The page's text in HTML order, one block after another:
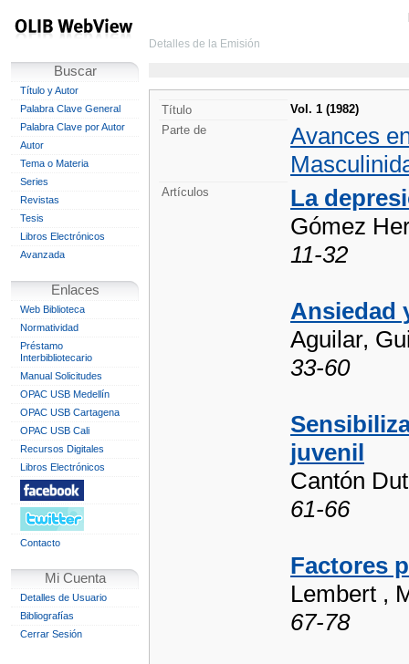
Buscar
Título y Autor
Palabra Clave General
Palabra Clave por Autor
Autor
Tema o Materia
Series
Revistas
Tesis
Libros Electrónicos
Avanzada
Enlaces
Web Biblioteca
Normatividad
Préstamo
Interbibliotecario
Manual Solicitudes
OPAC USB Medellín
OPAC USB Cartagena
OPAC USB Cali
Recursos Digitales
Libros Electrónicos
Contacto
Mi Cuenta
Detalles de Usuario
Bibliografías
Cerrar Sesión
Detalles de la Emisión
Título
Vol. 1 (1982)
Parte de
Avances
Artículos
La
Gómez
11-32
Ansiedad
Aguilar,
33-60
juvenil
Cantón
61-66
Factores
Lembert ,
67-78